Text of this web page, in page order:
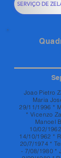
SERVIÇO DE
Joao Pietro
Maria
29/11/1996 *
* Vicenzo
Manoel
10/02/
14/10/1962 *
20/7/1974 *
- 7/08/1980 *